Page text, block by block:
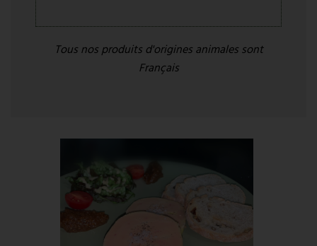
Tous nos produits d'origines animales sont
Français